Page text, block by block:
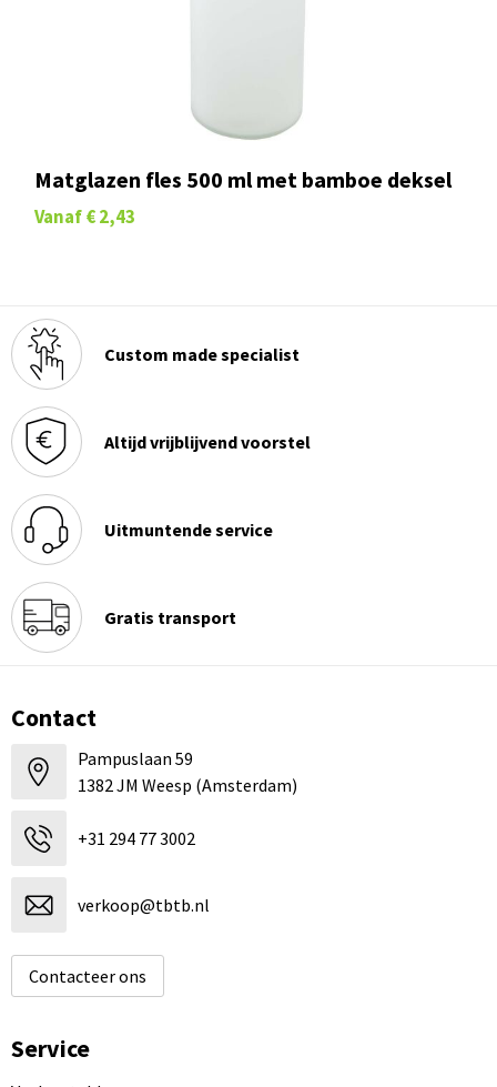
Matglazen fles 500 ml met bamboe deksel
Vanaf € 2,43
Custom made specialist
Altijd vrijblijvend voorstel
Uitmuntende service
Gratis transport
Contact
Pampuslaan 59
1382 JM Weesp (Amsterdam)
+31 294 77 3002
verkoop@tbtb.nl
Contacteer ons
Service